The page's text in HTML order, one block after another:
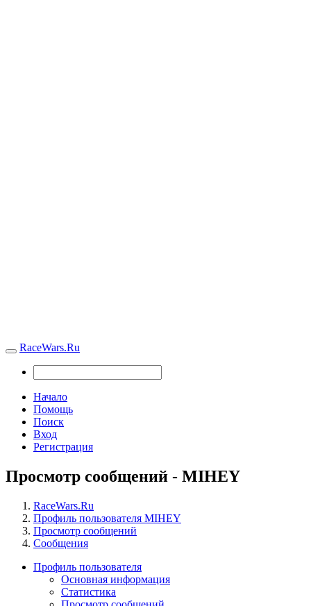
RaceWars.Ru
Начало
Помощь
Поиск
Вход
Регистрация
Просмотр сообщений - MIHEY
RaceWars.Ru
Профиль пользователя MIHEY
Просмотр сообщений
Сообщения
Профиль пользователя
Основная информация
Статистика